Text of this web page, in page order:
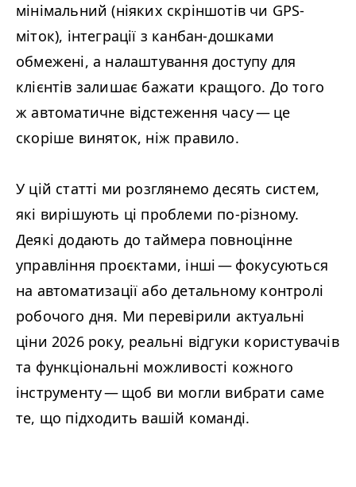
мінімальний (ніяких скріншотів чи GPS-
міток), інтеграції з канбан-дошками
обмежені, а налаштування доступу для
клієнтів залишає бажати кращого. До того
ж автоматичне відстеження часу — це
скоріше виняток, ніж правило.
У цій статті ми розглянемо десять систем,
які вирішують ці проблеми по-різному.
Деякі додають до таймера повноцінне
управління проєктами, інші — фокусуються
на автоматизації або детальному контролі
робочого дня. Ми перевірили актуальні
ціни 2026 року, реальні відгуки користувачів
та функціональні можливості кожного
інструменту — щоб ви могли вибрати саме
те, що підходить вашій команді.